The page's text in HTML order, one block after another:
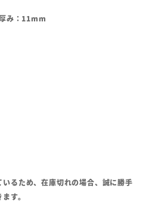
み：11mm
るため、在庫切れの場合、誠に勝手
す。